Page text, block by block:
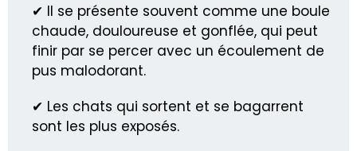
✔ Il se présente souvent comme une boule
chaude, douloureuse et gonflée, qui peut
finir par se percer avec un écoulement de
pus malodorant.
✔ Les chats qui sortent et se bagarrent
sont les plus exposés.